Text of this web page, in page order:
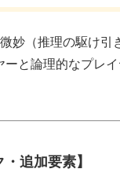
妙（推理の駆け引
ーと論理的なプレ
追加要素】